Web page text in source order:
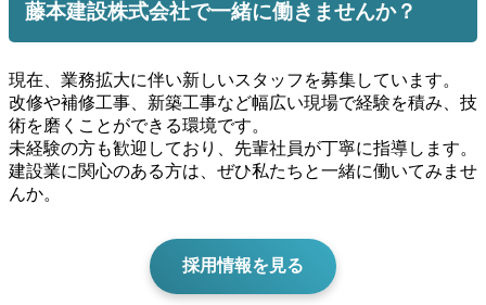
藤本建設株式会社で一緒に働きませんか？
現在、業務拡大に伴い新しいスタッフを募集しています。
改修や補修工事、新築工事など幅広い現場で経験を積み、技
術を磨くことができる環境です。
未経験の方も歓迎しており、先輩社員が丁寧に指導します。
建設業に関心のある方は、ぜひ私たちと一緒に働いてみませ
んか。
採用情報を見る